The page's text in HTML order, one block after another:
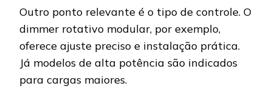
Outro ponto relevante é o tipo de controle. O
dimmer rotativo modular, por exemplo,
oferece ajuste preciso e instalação prática.
Já modelos de alta potência são indicados
para cargas maiores.